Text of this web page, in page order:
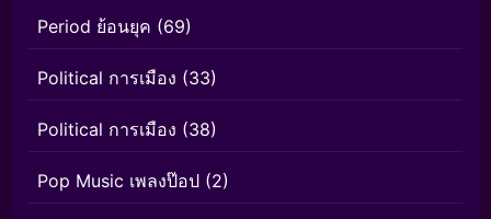
Period ย้อนยุค (69)
Political การเมือง (33)
Political การเมือง (38)
Pop Music เพลงป๊อป (2)